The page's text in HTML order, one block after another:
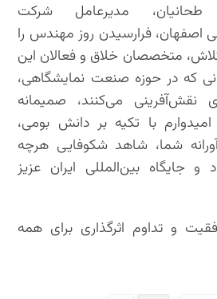
طحانیان، مدیرعامل شرکت
اصفهان، فرارسیدن روز مهندس را
متخصصان خلاق و فعالان این
که در حوزه صنعت نمایشگاهی،
نقش‌آفرینی می‌کنند، صمیمانه
با تکیه بر دانش بومی،
شما، شاهد شکوفایی هرچه
جایگاه بین‌المللی ایران عزیز
و تداوم اثرگذاری برای همه